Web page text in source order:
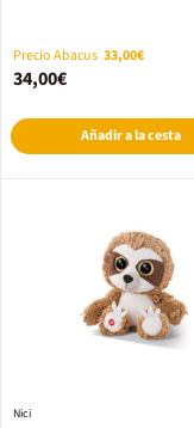
Precio Abacus 33,00€
34,00€
Añadir a la cesta
Nici